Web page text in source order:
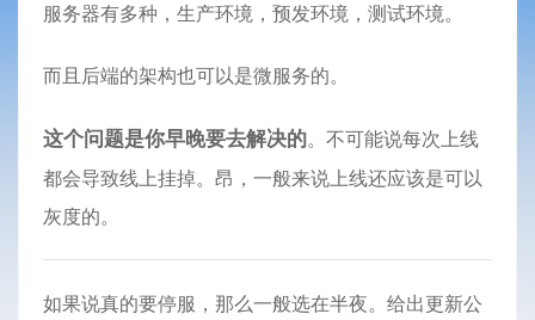
服务器有多种，生产环境，预发环境，测试环境。
而且后端的架构也可以是微服务的。
这个问题是你早晚要去解决的。不可能说每次上线
都会导致线上挂掉。昂，一般来说上线还应该是可以
灰度的。
如果说真的要停服，那么一般选在半夜。给出更新公